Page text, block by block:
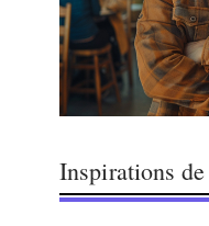
Inspirations